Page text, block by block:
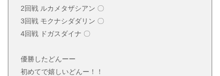
2回戦 ルカメタザシアン 〇
3回戦 モクナシダダリン 〇
4回戦 ドガスダイナ 〇
優勝したどんーー
初めてで嬉しいどんー！！